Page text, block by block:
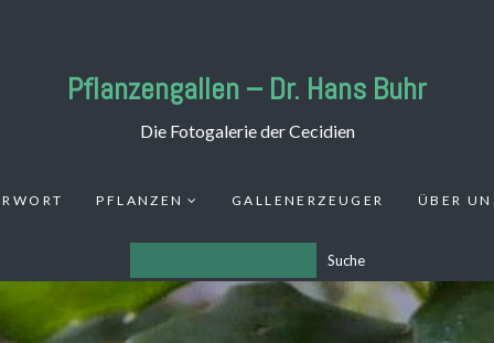
Pflanzengallen – Dr. Hans Buhr
Die Fotogalerie der Cecidien
PFLANZEN GALLENERZEUGER ÜBER
Suche